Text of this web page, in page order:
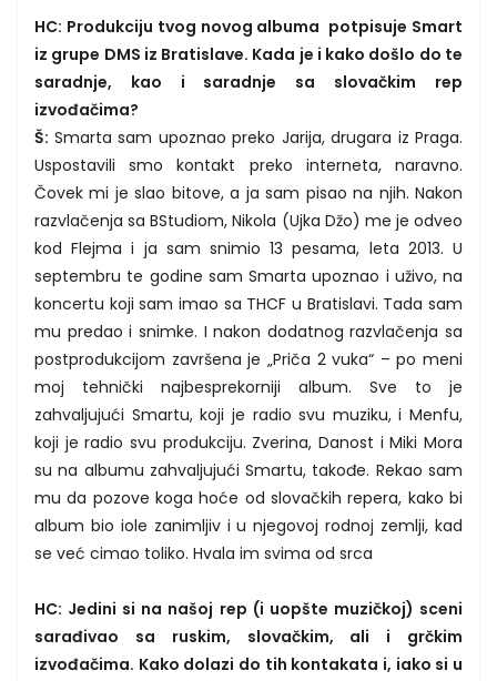
HC: Produkciju tvog novog albuma potpisuje Smart
iz grupe DMS iz Bratislave. Kada je i kako došlo do te
saradnje, kao i saradnje sa slovačkim rep
izvođačima?
Š: Smarta sam upoznao preko Jarija, drugara iz Praga.
Uspostavili smo kontakt preko interneta, naravno.
Čovek mi je slao bitove, a ja sam pisao na njih. Nakon
razvlačenja sa BStudiom, Nikola (Ujka Džo) me je odveo
kod Flejma i ja sam snimio 13 pesama, leta 2013. U
septembru te godine sam Smarta upoznao i uživo, na
koncertu koji sam imao sa THCF u Bratislavi. Tada sam
mu predao i snimke. I nakon dodatnog razvlačenja sa
postprodukcijom završena je „Priča 2 vuka“ – po meni
moj tehnički najbesprekorniji album. Sve to je
zahvaljujući Smartu, koji je radio svu muziku, i Menfu,
koji je radio svu produkciju. Zverina, Danost i Miki Mora
su na albumu zahvaljujući Smartu, takođe. Rekao sam
mu da pozove koga hoće od slovačkih repera, kako bi
album bio iole zanimljiv i u njegovoj rodnoj zemlji, kad
se već cimao toliko. Hvala im svima od srca
HC: Jedini si na našoj rep (i uopšte muzičkoj) sceni
sarađivao sa ruskim, slovačkim, ali i grčkim
izvođačima. Kako dolazi do tih kontakata i, iako si u